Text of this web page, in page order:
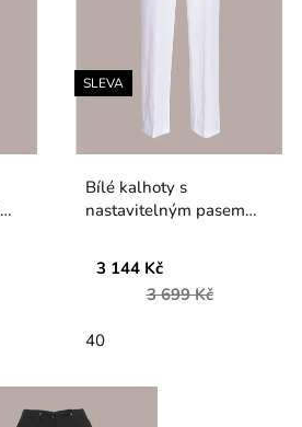
SLEVA
Bílé kalhoty s
nastavitelným pasem
3 144 Kč
3 699 Kč
40